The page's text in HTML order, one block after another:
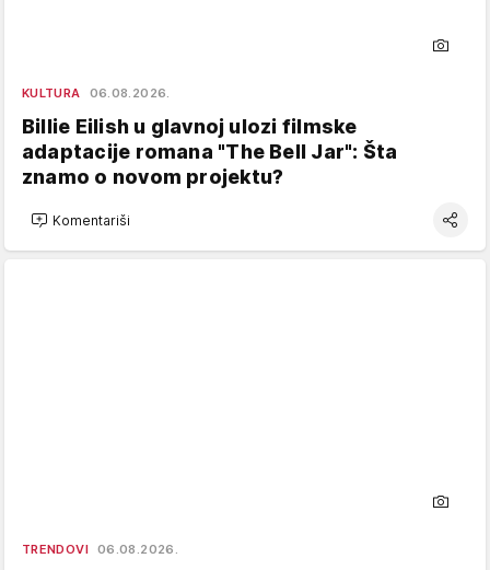
KULTURA 06.08.2026.
Billie Eilish u glavnoj ulozi filmske
adaptacije romana "The Bell Jar": Šta
znamo o novom projektu?
Komentariši
TRENDOVI 06.08.2026.